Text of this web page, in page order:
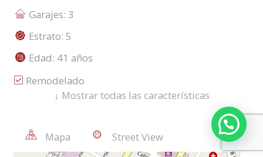
Garajes: 3
Estrato: 5
Edad: 41 años
Remodelado
Piso En Cerámica
Parqueadero Externo
↓ Mostrar todas las características
Mapa Street View